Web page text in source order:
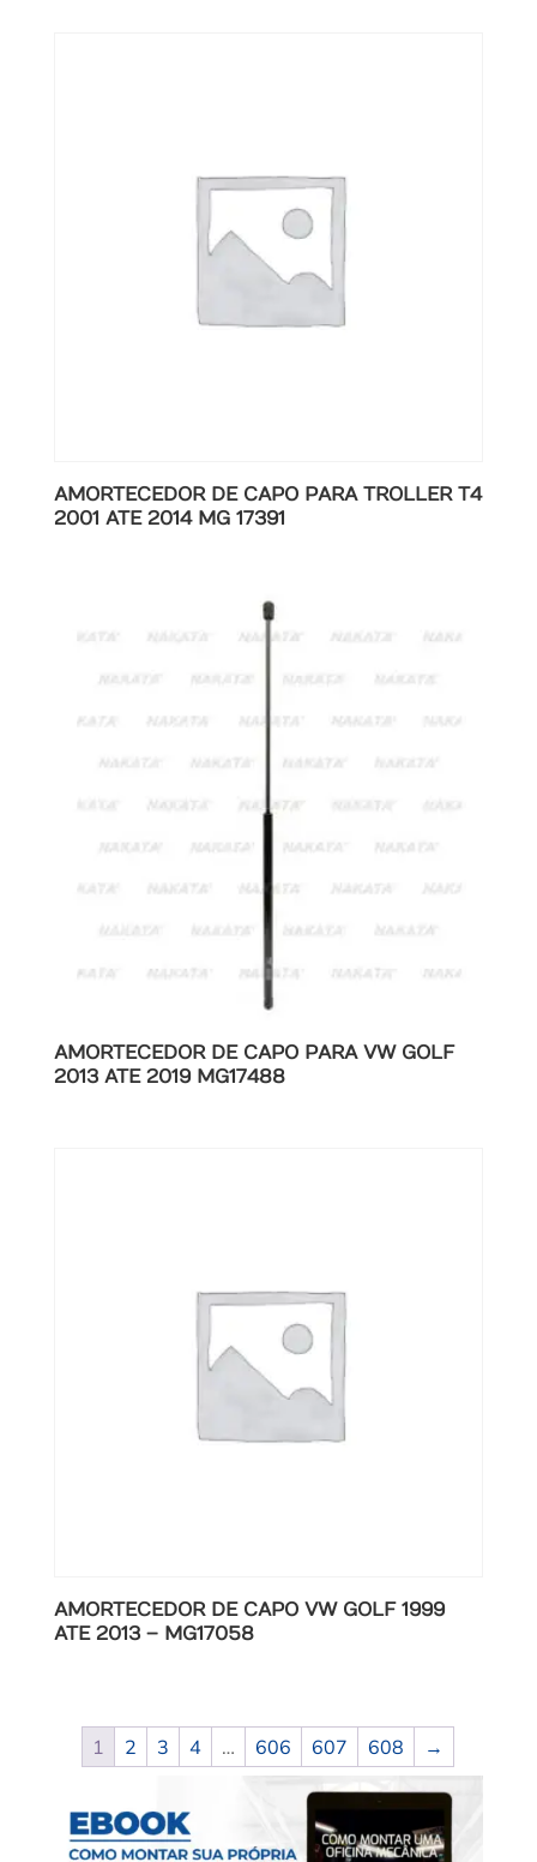
AMORTECEDOR DE CAPO PARA TROLLER T4
2001 ATE 2014 MG 17391
AMORTECEDOR DE CAPO PARA VW GOLF
2013 ATE 2019 MG17488
AMORTECEDOR DE CAPO VW GOLF 1999
ATE 2013 – MG17058
1 2 3 4 … 606 607 608 →